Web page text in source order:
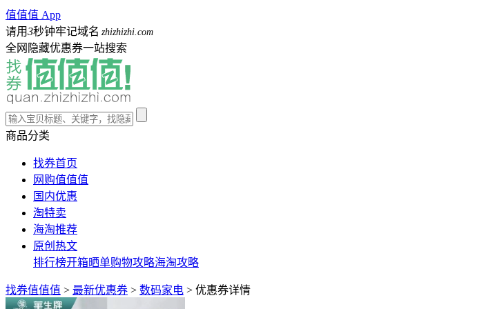
值值值 App
请用3秒钟牢记域名 zhizhizhi.com
全网隐藏优惠券一站搜索
商品分类
找券首页
网购值值值
国内优惠
淘特卖
海淘推荐
原创热文
排行榜开箱晒单购物攻略海淘攻略
找券值值值 > 最新优惠券 > 数码家电 > 优惠券详情